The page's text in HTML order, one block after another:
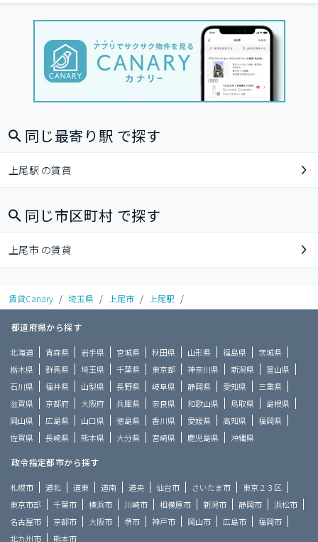
同じ最寄り駅 で探す
上尾駅 の賃貸
同じ市区町村 で探す
上尾市 の賃貸
賃貸Canary / 埼玉県 / 上尾市 / 上尾駅 /
都道府県から探す
北海道 青森県 岩手県 宮城県 秋田県 山形県 福島県
茨城県
栃木県
群馬県 埼玉県 千葉県 東京都 神奈川県 新潟県
富山県
石川県
福井県 山梨県 長野県 岐阜県 静岡県 愛知県
三重県
滋賀県
京都府 大阪府 兵庫県 奈良県 和歌山県 鳥取県
島根県
岡山県
広島県 山口県 徳島県 香川県 愛媛県 高知県
福岡県
佐賀県
長崎県 熊本県 大分県 宮崎県 鹿児島県 沖縄県
政令指定都市から探す
札幌市 道北 道東 道南 道央 仙台市 さいたま市
東京２３区
東京市部
千葉市 横浜市 川崎市 相模原市 新潟市 静岡市
浜松市
名古屋市
京都市 大阪市 堺市 神戸市 岡山市 広島市
福岡市
北九州市
熊本市